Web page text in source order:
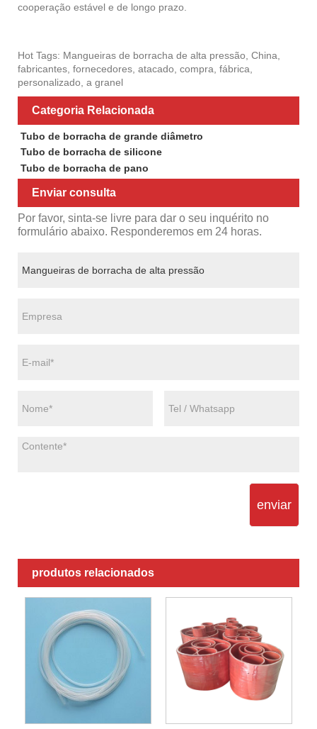
cooperação estável e de longo prazo.
Hot Tags: Mangueiras de borracha de alta pressão, China,
fabricantes, fornecedores, atacado, compra, fábrica,
personalizado, a granel
Categoria Relacionada
Tubo de borracha de grande diâmetro
Tubo de borracha de silicone
Tubo de borracha de pano
Enviar consulta
Por favor, sinta-se livre para dar o seu inquérito no
formulário abaixo. Responderemos em 24 horas.
enviar
produtos relacionados